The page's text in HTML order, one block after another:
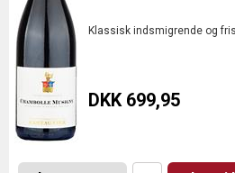
Klassisk indsmigrende og
DKK 699,95